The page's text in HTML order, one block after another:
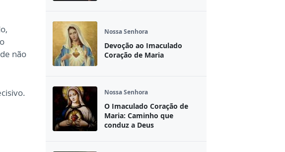
não
Nossa Senhora
Devoção ao Imaculado
Coração de Maria
Nossa Senhora
O Imaculado Coração de
Maria: Caminho que
conduz a Deus